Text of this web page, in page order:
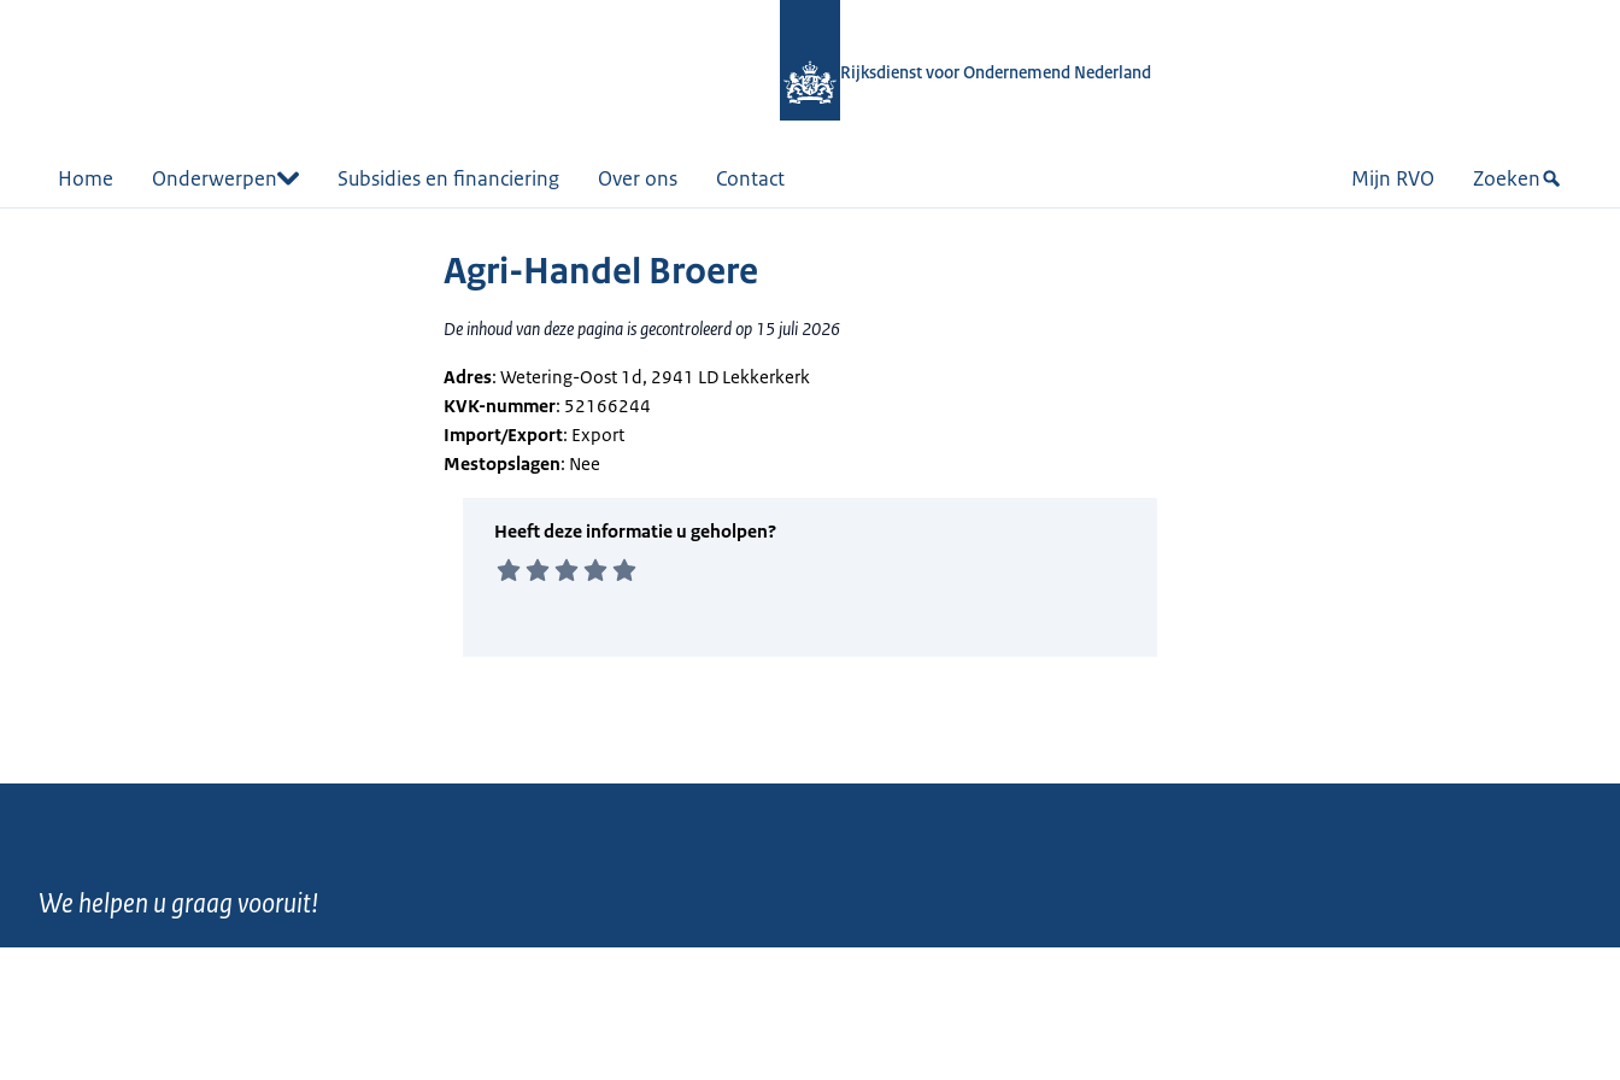
Rijksdienst voor Ondernemend Nederland
Home Onderwerpen Subsidies en financiering Over ons Contact Mijn RVO Zoeken
Agri-Handel Broere
De inhoud van deze pagina is gecontroleerd op 15 juli 2026
Adres: Wetering-Oost 1d, 2941 LD Lekkerkerk
KVK-nummer: 52166244
Import/Export: Export
Mestopslagen: Nee
We helpen u graag vooruit!